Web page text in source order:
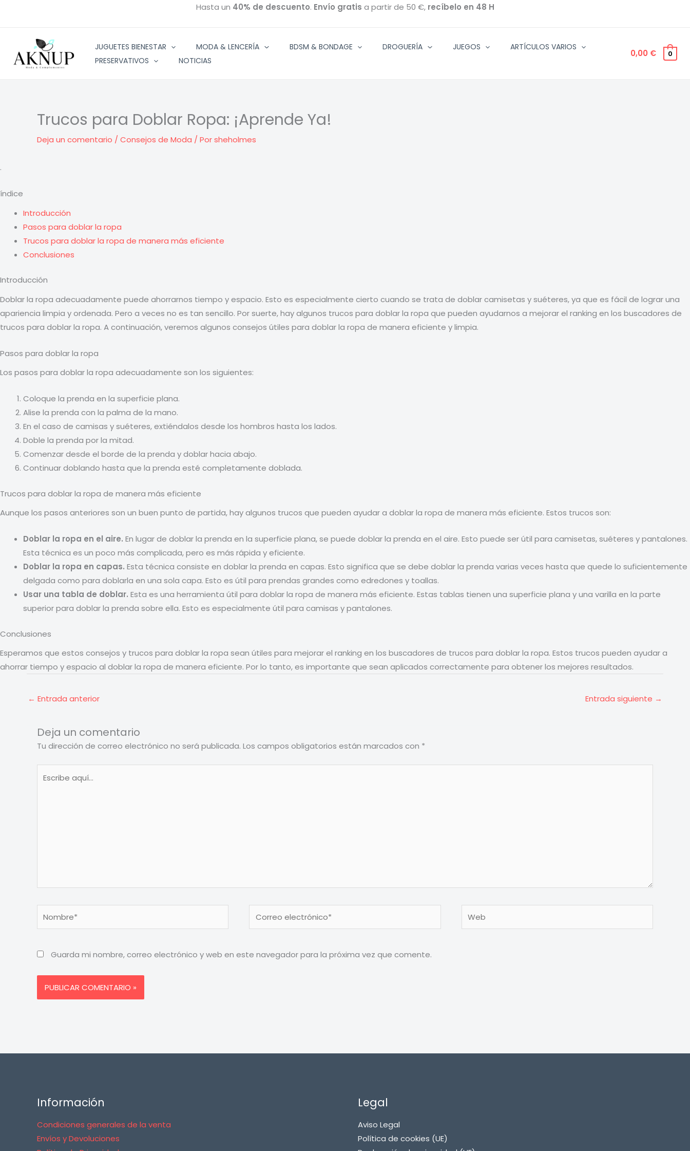
Hasta un 40% de descuento. Envío gratis a partir de 50 €, recíbelo en 48 H
JUGUETES BIENESTAR MODA & LENCERÍA BDSM & BONDAGE DROGUERÍA JUEGOS
ARTÍCULOS VARIOS
PRESERVATIVOS
NOTICIAS
0,00 € 0
Trucos para Doblar Ropa: ¡Aprende Ya!
Deja un comentario / Consejos de Moda / Porsheholmes
.
índice
Introducción
Pasos para doblar la ropa
Trucos para doblar la ropa de manera más eficiente
Conclusiones
Introducción
Doblar la ropa adecuadamente puede ahorrarnos tiempo y espacio. Esto es especialmente cierto cuando se trata de doblar camisetas y suéteres, ya que es fácil de lograr una
apariencia limpia y ordenada. Pero a veces no es tan sencillo. Por suerte, hay algunos trucos para doblar la ropa que pueden ayudarnos a mejorar el ranking en los buscadores de
trucos para doblar la ropa. A continuación, veremos algunos consejos útiles para doblar la ropa de manera eficiente y limpia.
Pasos para doblar la ropa
Los pasos para doblar la ropa adecuadamente son los siguientes:
Coloque la prenda en la superficie plana.
Alise la prenda con la palma de la mano.
En el caso de camisas y suéteres, extiéndalos desde los hombros hasta los lados.
Doble la prenda por la mitad.
Comenzar desde el borde de la prenda y doblar hacia abajo.
Continuar doblando hasta que la prenda esté completamente doblada.
Trucos para doblar la ropa de manera más eficiente
Aunque los pasos anteriores son un buen punto de partida, hay algunos trucos que pueden ayudar a doblar la ropa de manera más eficiente. Estos trucos son:
Doblar la ropa en el aire. En lugar de doblar la prenda en la superficie plana, se puede doblar la prenda en el aire. Esto puede ser útil para camisetas, suéteres y pantalones.
Esta técnica es un poco más complicada, pero es más rápida y eficiente.
Doblar la ropa en capas. Esta técnica consiste en doblar la prenda en capas. Esto significa que se debe doblar la prenda varias veces hasta que quede lo suficientemente
delgada como para doblarla en una sola capa. Esto es útil para prendas grandes como edredones y toallas.
Usar una tabla de doblar. Esta es una herramienta útil para doblar la ropa de manera más eficiente. Estas tablas tienen una superficie plana y una varilla en la parte
superior para doblar la prenda sobre ella. Esto es especialmente útil para camisas y pantalones.
Conclusiones
Esperamos que estos consejos y trucos para doblar la ropa sean útiles para mejorar el ranking en los buscadores de trucos para doblar la ropa. Estos trucos pueden ayudar a
ahorrar tiempo y espacio al doblar la ropa de manera eficiente. Por lo tanto, es importante que sean aplicados correctamente para obtener los mejores resultados.
← Entrada anterior Entrada siguiente →
Deja un comentario
Tu dirección de correo electrónico no será publicada. Los campos obligatorios están marcados con *
Guarda mi nombre, correo electrónico y web en este navegador para la próxima vez que comente.
Información
Condiciones generales de la venta
Envíos y Devoluciones
Legal
Aviso Legal
Política de cookies (UE)